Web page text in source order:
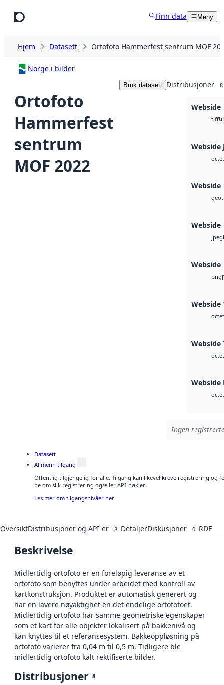
Finn data Meny
Hjem Datasett Ortofoto Hammerfest sentrum MOF
Norge i bilder
Ortofoto
Hammerfest
sentrum
MOF 2022
Bruk datasett Distribusjoner 8
Webside
tifftif
Webside
octet
Webside
Webside
jpeg
Webside
png
Webside
octet
Webside
octet
Webside
octet
Ingen
Datasett
Allmenn tilgang
Offentlig tilgjengelig for alle. Tilgang kan likevel kreve registrering og
be om slik registrering og/eller API-nøkler.
Les mer om tilgangsnivåer her
OversiktDistribusjoner og API-er 8 DetaljerDiskusjoner 0 RDF
Beskrivelse
Midlertidig ortofoto er en foreløpig leveranse av et
ortofoto som benyttes under arbeidet med kontroll av
kartkonstruksjon. Produktet er automatisk generert og
har en lavere nøyaktighet en det endelige ortofotoet.
Midlertidig ortofoto har samme geometriske egenskaper
som et kart for alle objekter lokalisert på bakkenivå og
kan knyttes til et referansesystem. Bakkeoppløsning på
ortofoto varierer fra 0,04 m til 0,5 m. Tidligere ble
midlertidig ortofoto kalt rektifiserte bilder.
Distribusjoner 8